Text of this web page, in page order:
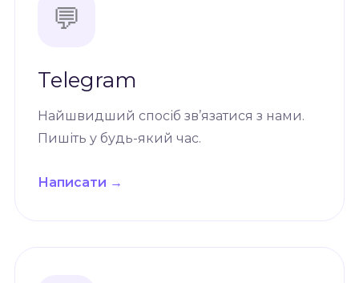
💬
Telegram
Найшвидший спосіб зв’язатися з нами.
Пишіть у будь-який час.
Написати →